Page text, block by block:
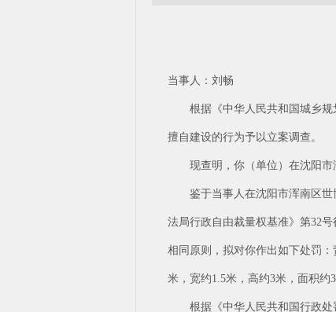
当事人：刘畅
根据《中华人民共和国城乡
擅自建设的行为予以立案调查。
现查明，你（单位）在沈阳市
鉴于当事人在沈阳市浑南区
法局行政自由裁量权基准》第32
相同原则，拟对你作出如下处罚
米，宽约1.5米，高约3米，面积
根据《中华人民共和国行政